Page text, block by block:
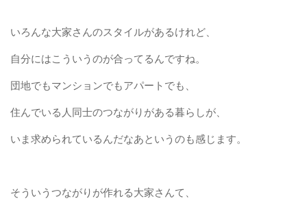
いろんな大家さんのスタイルがあるけれど、
自分にはこういうのが合ってるんですね。
団地でもマンションでもアパートでも、
住んでいる人同士のつながりがある暮らしが、
いま求められているんだなあというのも感じます。
そういうつながりが作れる大家さんて、